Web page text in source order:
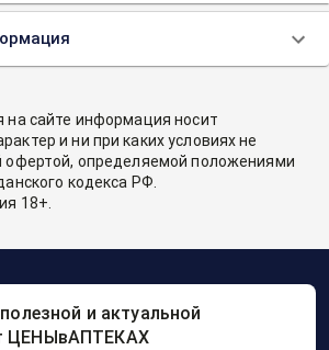
на сайте информация носит
и ни при каких условиях не
офертой, определяемой положениями
кодекса РФ.
18+.
и актуальной
ЦЕНЫвАПТЕКАХ